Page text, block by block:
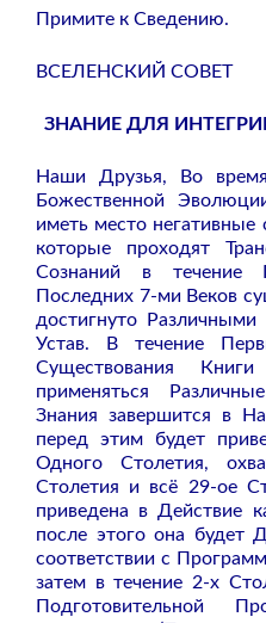
Примите к Сведению.
ВСЕЛЕНСКИЙ СОВЕТ
ЗНАНИЕ ДЛЯ
Наши Друзья, Во
Божественной
иметь место негативные
которые проходят
Сознаний в
Последних 7-ми Веков
достигнуто
Устав. В течение
Существования
применяться
Знания завершится в
перед этим будет
Одного Столетия,
Столетия и всё 29-ое
приведена в Действие
после этого она будет
соответствии с
затем в течение 2-х
Подготовительной